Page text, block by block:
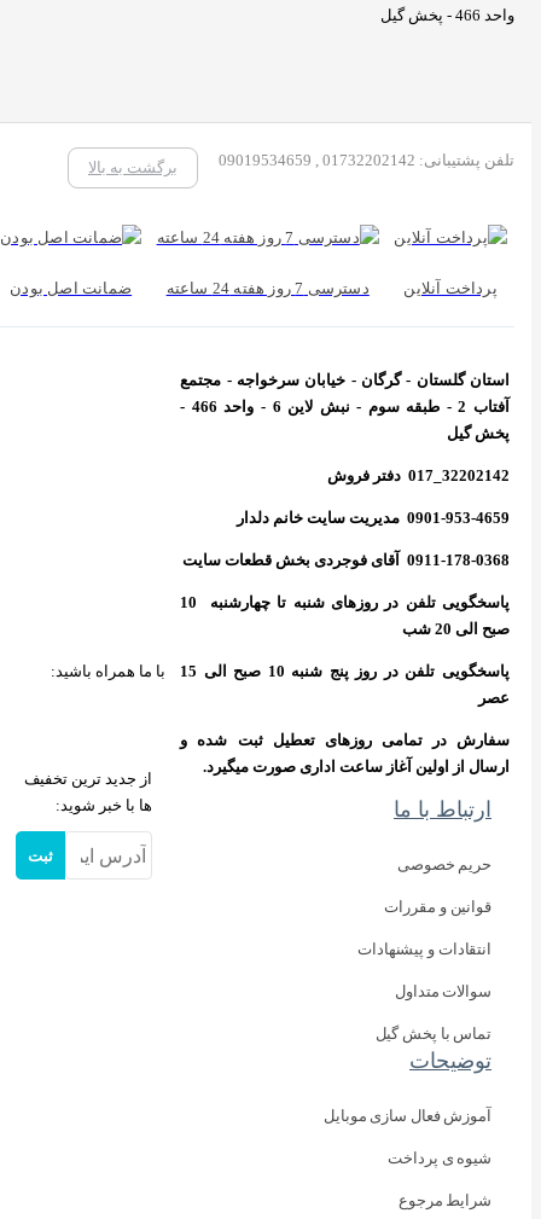
واحد 466 - پخش گیل
تلفن پشتیبانی: 01732202142 , 09019534659 برگشت به بالا
پرداخت آنلاین دسترسی 7 روز هفته 24 ساعته ضمانت اصل بودن
استان گلستان - گرگان - خیابان سرخواجه - مجتمع
آفتاب 2 - طبقه سوم - نبش لاین 6 - واحد 466 -
پخش گیل
32202142_017 دفتر فروش
0901-953-4659 مدیریت سایت خانم دلدار
0911-178-0368 آقای فوجردی بخش قطعات سایت
پاسخگویی تلفن در روزهای شنبه تا چهارشنبه 10
صبح الی 20 شب
پاسخگویی تلفن در روز پنج شنبه 10 صبح الی 15
عصر
سفارش در تمامی روزهای تعطیل ثبت شده و
ارسال از اولین آغاز ساعت اداری صورت میگیرد.
ارتباط با ما
حریم خصوصی
قوانین و مقررات
انتقادات و پیشنهادات
سوالات متداول
تماس با پخش گیل
توضیحات
آموزش فعال سازی موبایل
شیوه ی پرداخت
شرایط مرجوع
با ما همراه باشید:
از جدید ترین تخفیف
ها با خبر شوید:
ثبت